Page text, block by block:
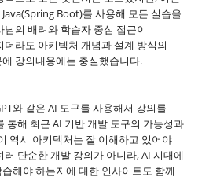
Boot)를 사용해 모든 실습을
의 배려와 학습자 중심 접근이
라도 아키텍처 개념과 설계 방식의
강의내용에는 충실했습니다.
와 같은 AI 도구를 사용해서 강의를
통해 최근 AI 기반 개발 도구의 가능성과
역시 아키텍처는 잘 이해하고 있어야
단순한 개발 강의가 아니라, AI 시대에
해야 하는지에 대한 인사이트도 함께